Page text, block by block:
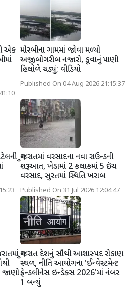
એક મોરબીના ગામમાં જોવા મળ્યો
અજીબોગરીબ નજારો, કૂવાનું પાણી
હિલોળે ચડ્યું; વીડિયો
Published On 04 Aug 2026 21:15:37
ગુજરાતમાં વરસાદના નવા રાઉન્ડની
શરૂઆત, ખેડામાં 2 કલાકમાં 5 ઇંચ
વરસાદ, સુરતમાં સ્થિતિ ખરાબ
Published On 31 Jul 2026 12:04:47
ગુજરાત દેશનું સૌથી આશાસ્પદ રોકાણ
સ્થળ, નીતિ આયોગના 'ઈન્વેસ્ટમેન્ટ
ફ્રેન્ડલીનેસ ઇન્ડેક્સ 2026'માં નંબર
1 બન્યું